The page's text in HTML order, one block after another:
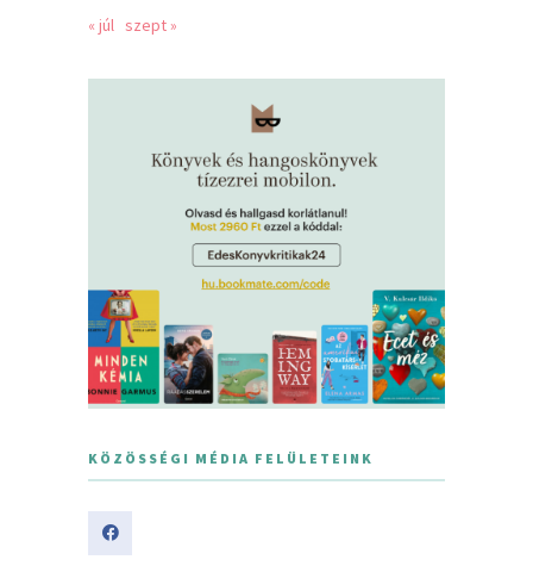
« júl szept »
KÖZÖSSÉGI MÉDIA FELÜLETEINK